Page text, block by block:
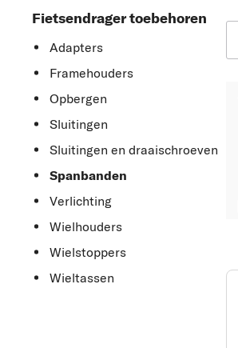
Fietsendrager toebehoren
Adapters
Framehouders
Opbergen
Sluitingen
Sluitingen en draaischroeven
Spanbanden
Verlichting
Wielhouders
Wielstoppers
Wieltassen